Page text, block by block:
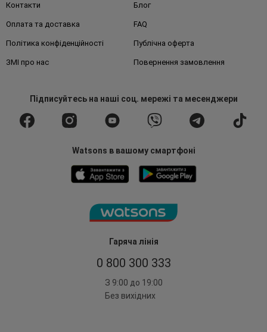
Гаряча лінія
0 800 300 333
З 9:00 до 19:00
Без вихідних
Контакти Блог
Оплата та доставка FAQ
Політика конфіденційності Публічна оферта
ЗМІ про нас Повернення замовлення
Підписуйтесьна наші соц. мережі та месенджери
Watsons в вашому смартфоні